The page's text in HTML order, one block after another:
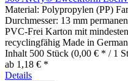
Material: Polypropylen (PP)
Durchmesser: 13 mm
PVC-Frei Karton mit
recyclingfähig Made in
Inhalt 500 Stück (0,00 € * / 1
ab 1,18 € *
Details